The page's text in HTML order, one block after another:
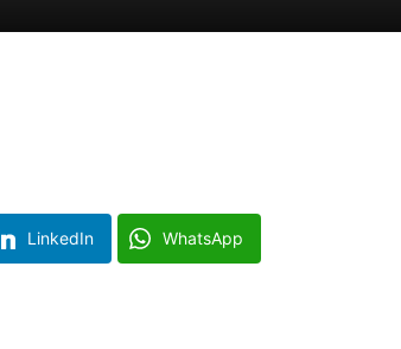
LinkedIn WhatsApp